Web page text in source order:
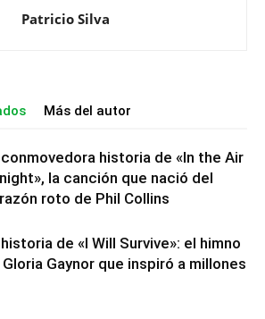
Patricio Silva
Más del autor
conmovedora historia de «In the Air
la canción que nació del
roto de Phil Collins
de «I Will Survive»: el himno
Gaynor que inspiró a millones